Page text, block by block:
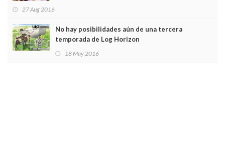
27 Aug 2016
No hay posibilidades aún de una tercera
temporada de Log Horizon
18 May 2016